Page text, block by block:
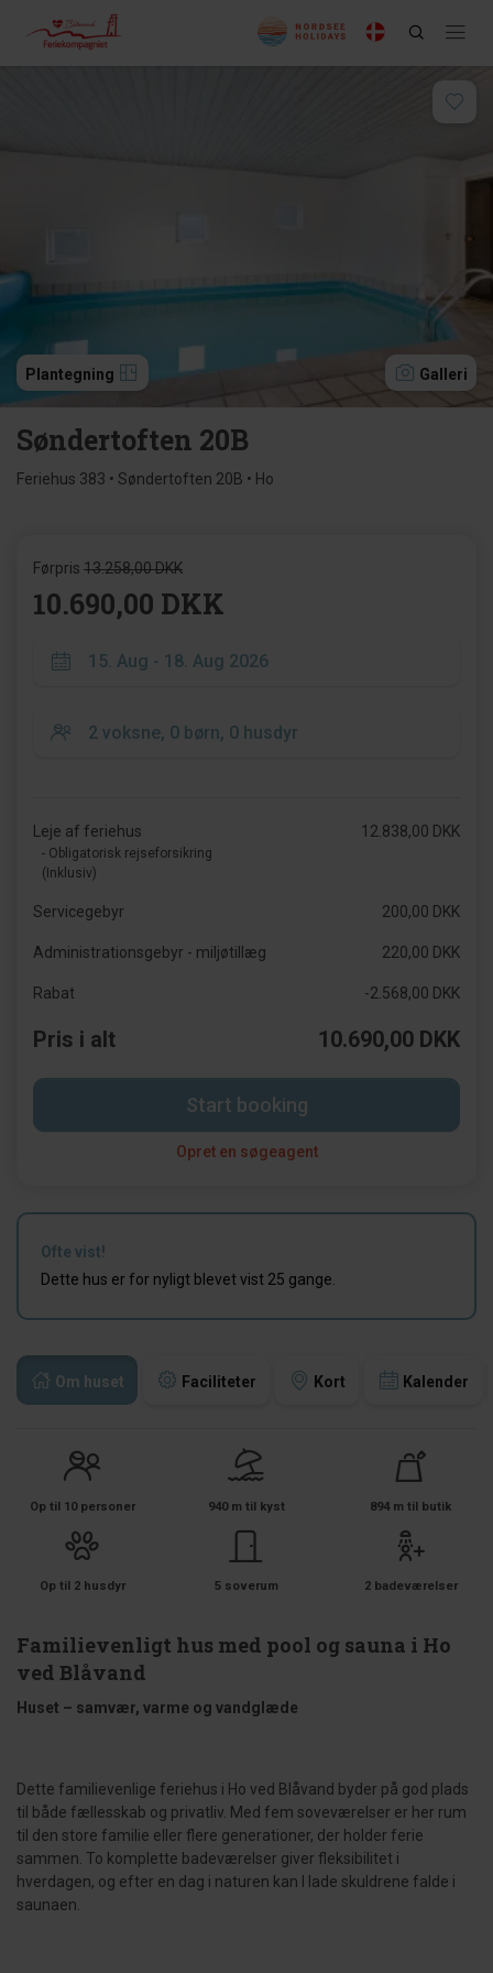
Plantegning Galleri
Søndertoften 20B
Feriehus 383 • Søndertoften 20B • Ho
Om huset Faciliteter Kort Kalender
Op til 10 personer 940 m til kyst 894 m til butik
Op til 2 husdyr 5 soverum 2 badeværelser
Familievenligt hus med pool og sauna i Ho
ved Blåvand
Huset – samvær, varme og vandglæde
Dette familievenlige feriehus i Ho ved Blåvand byder på god plads
til både fællesskab og privatliv. Med fem soveværelser er her rum
til den store familie eller flere generationer, der holder ferie
sammen. To komplette badeværelser giver fleksibilitet i
hverdagen, og efter en dag i naturen kan I lade skuldrene falde i
saunaen.
Førpris 13.258,00 DKK
10.690,00 DKK
Leje af feriehus
- Obligatorisk rejseforsikring
(Inklusiv)
12.838,00 DKK
Servicegebyr 200,00 DKK
Administrationsgebyr - miljøtillæg 220,00 DKK
Rabat -2.568,00 DKK
Pris i alt 10.690,00 DKK
Start booking
Opret en søgeagent
Ofte vist!
Dette hus er for nyligt blevet vist 25 gange.